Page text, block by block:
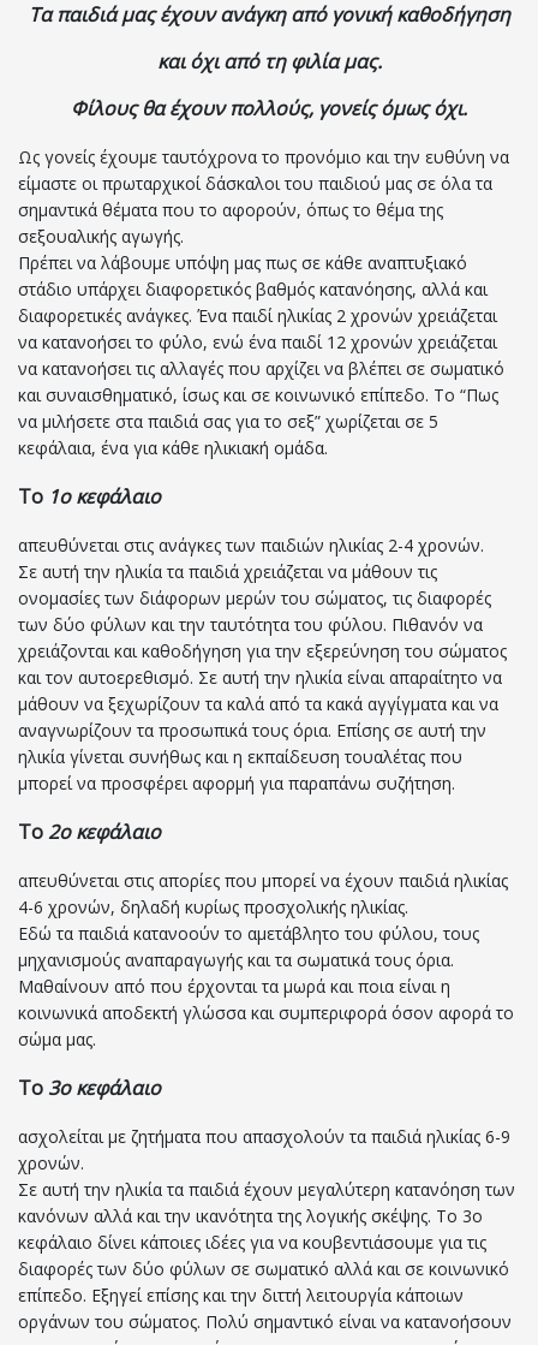
Τα παιδιά μας έχουν ανάγκη από γονική καθοδήγηση
και όχι από τη φιλία μας.
Φίλους θα έχουν πολλούς, γονείς όμως όχι.
Ως γονείς έχουμε ταυτόχρονα το προνόμιο και την ευθύνη να
είμαστε οι πρωταρχικοί δάσκαλοι του παιδιού μας σε όλα τα
σημαντικά θέματα που το αφορούν, όπως το θέμα της
σεξουαλικής αγωγής.
Πρέπει να λάβουμε υπόψη μας πως σε κάθε αναπτυξιακό
στάδιο υπάρχει διαφορετικός βαθμός κατανόησης, αλλά και
διαφορετικές ανάγκες. Ένα παιδί ηλικίας 2 χρονών χρειάζεται
να κατανοήσει το φύλο, ενώ ένα παιδί 12 χρονών χρειάζεται
να κατανοήσει τις αλλαγές που αρχίζει να βλέπει σε σωματικό
και συναισθηματικό, ίσως και σε κοινωνικό επίπεδο. Το “Πως
να μιλήσετε στα παιδιά σας για το σεξ” χωρίζεται σε 5
κεφάλαια, ένα για κάθε ηλικιακή ομάδα.
Το 1ο κεφάλαιο
απευθύνεται στις ανάγκες των παιδιών ηλικίας 2-4 χρονών.
Σε αυτή την ηλικία τα παιδιά χρειάζεται να μάθουν τις
ονομασίες των διάφορων μερών του σώματος, τις διαφορές
των δύο φύλων και την ταυτότητα του φύλου. Πιθανόν να
χρειάζονται και καθοδήγηση για την εξερεύνηση του σώματος
και τον αυτοερεθισμό. Σε αυτή την ηλικία είναι απαραίτητο να
μάθουν να ξεχωρίζουν τα καλά από τα κακά αγγίγματα και να
αναγνωρίζουν τα προσωπικά τους όρια. Επίσης σε αυτή την
ηλικία γίνεται συνήθως και η εκπαίδευση τουαλέτας που
μπορεί να προσφέρει αφορμή για παραπάνω συζήτηση.
Το2ο κεφάλαιο
απευθύνεται στις απορίες που μπορεί να έχουν παιδιά ηλικίας
4-6 χρονών, δηλαδή κυρίως προσχολικής ηλικίας.
Εδώ τα παιδιά κατανοούν το αμετάβλητο του φύλου, τους
μηχανισμούς αναπαραγωγής και τα σωματικά τους όρια.
Μαθαίνουν από που έρχονται τα μωρά και ποια είναι η
κοινωνικά αποδεκτή γλώσσα και συμπεριφορά όσον αφορά το
σώμα μας.
Το 3ο κεφάλαιο
ασχολείται με ζητήματα που απασχολούν τα παιδιά ηλικίας 6-9
χρονών.
Σε αυτή την ηλικία τα παιδιά έχουν μεγαλύτερη κατανόηση των
κανόνων αλλά και την ικανότητα της λογικής σκέψης. Το 3ο
κεφάλαιο δίνει κάποιες ιδέες για να κουβεντιάσουμε για τις
διαφορές των δύο φύλων σε σωματικό αλλά και σε κοινωνικό
επίπεδο. Εξηγεί επίσης και την διττή λειτουργία κάποιων
οργάνων του σώματος. Πολύ σημαντικό είναι να κατανοήσουν